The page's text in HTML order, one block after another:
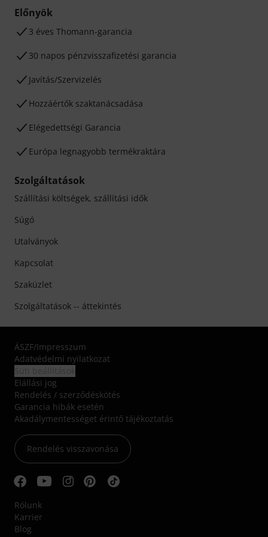
Előnyök
3 éves Thomann-garancia
30 napos pénzvisszafizetési garancia
Javítás/Szervizelés
Hozzáértők szaktanácsadása
Elégedettségi Garancia
Európa legnagyobb termékraktára
Szolgáltatások
Szállítási költségek, szállítási idők
Súgó
Utalványok
Kapcsolat
Szaküzlet
Szolgáltatások -- áttekintés
ÁSZF/Impresszum
Adatvédelmi nyilatkozat
Elállási jog
Rendelés / szerződéskötés
Garancia hibák esetén
Akadálymentességet érintő tájékoztatás
Rendelés visszavonása
Rólunk
Karrier
Blog